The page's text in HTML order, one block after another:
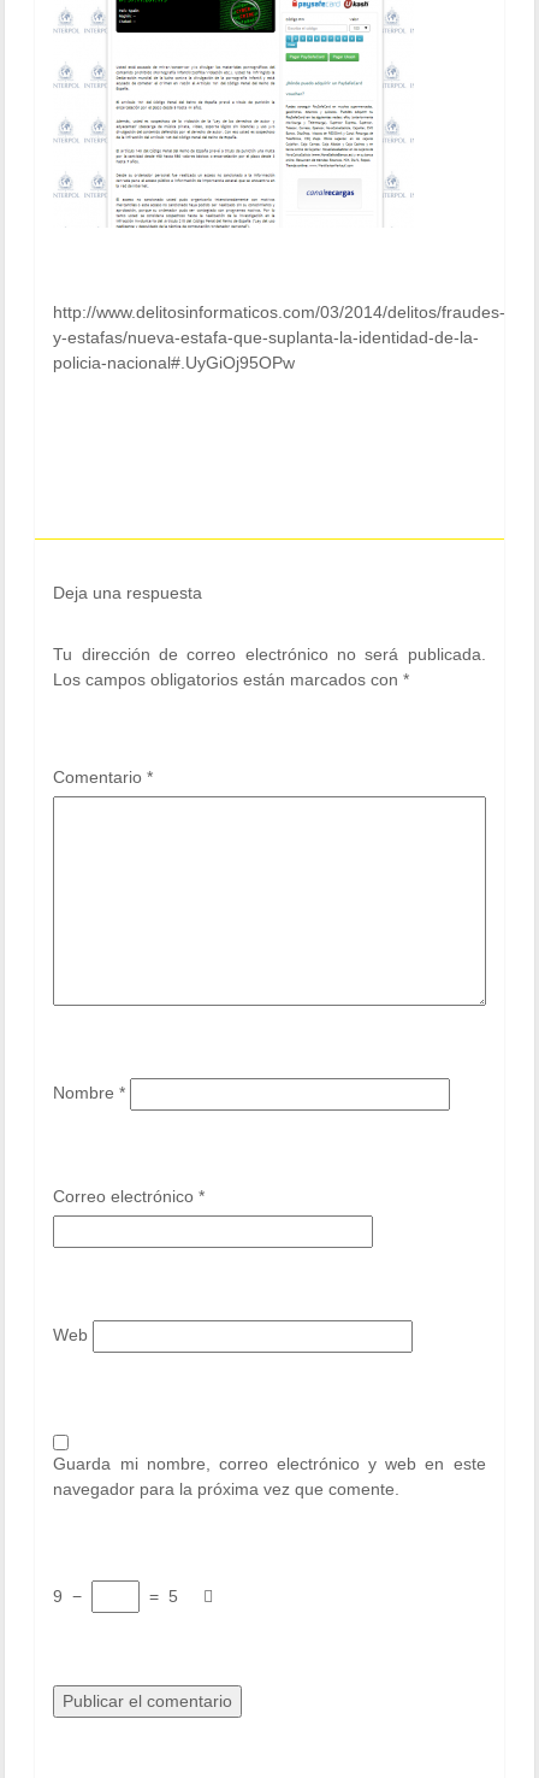
http://www.delitosinformaticos.com/03/2014/delitos/fraudes-
y-estafas/nueva-estafa-que-suplanta-la-identidad-de-la-
policia-nacional#.UyGiOj95OPw
Deja una respuesta
Tu dirección de correo electrónico no será publicada.
Los campos obligatorios están marcados con*
Comentario*
Nombre*
Correo electrónico*
Web
Guarda mi nombre, correo electrónico y web en este
navegador para la próxima vez que comente.
9 − = 5